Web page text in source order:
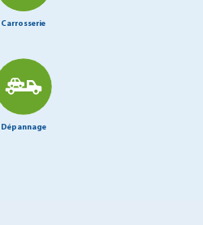
Carrosserie
Dépannage